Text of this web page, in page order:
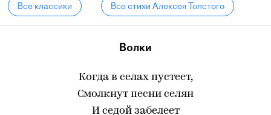
Все классики Все стихи Алексея Толстого
Волки
Когда в селах пустеет,
Смолкнут песни селян
И седой забелеет